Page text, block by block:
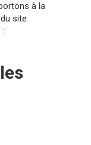
à la
site
: